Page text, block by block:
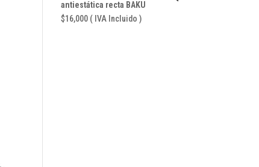
antiestática recta BAKU
$16,000 ( IVA Incluido )